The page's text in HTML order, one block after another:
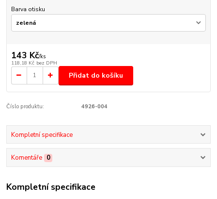
Barva otisku
143 Kč/ks
118,18 Kč bez DPH
Přidat do košíku
Číslo produktu: 4926-004
Kompletní specifikace
Komentáře 0
Kompletní specifikace